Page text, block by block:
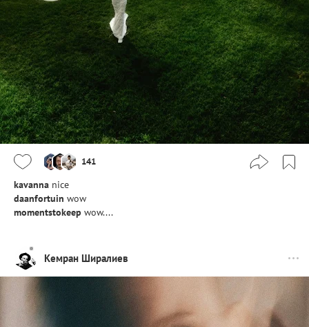
141
kavanna nice
daanfortuin wow
momentstokeep wow....
Кемран Ширалиев